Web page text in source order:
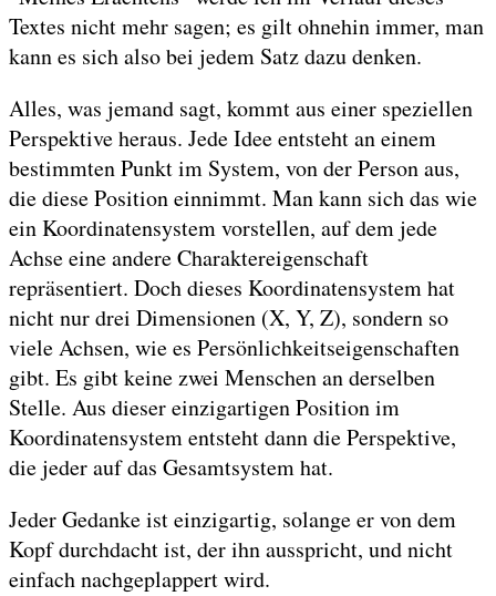
Textes nicht mehr sagen; es gilt ohnehin immer, man
kann es sich also bei jedem Satz dazu denken.
Alles, was jemand sagt, kommt aus einer speziellen
Perspektive heraus. Jede Idee entsteht an einem
bestimmten Punkt im System, von der Person aus,
die diese Position einnimmt. Man kann sich das wie
ein Koordinatensystem vorstellen, auf dem jede
Achse eine andere Charaktereigenschaft
repräsentiert. Doch dieses Koordinatensystem hat
nicht nur drei Dimensionen (X, Y, Z), sondern so
viele Achsen, wie es Persönlichkeitseigenschaften
gibt. Es gibt keine zwei Menschen an derselben
Stelle. Aus dieser einzigartigen Position im
Koordinatensystem entsteht dann die Perspektive,
die jeder auf das Gesamtsystem hat.
Jeder Gedanke ist einzigartig, solange er von dem
Kopf durchdacht ist, der ihn ausspricht, und nicht
einfach nachgeplappert wird.